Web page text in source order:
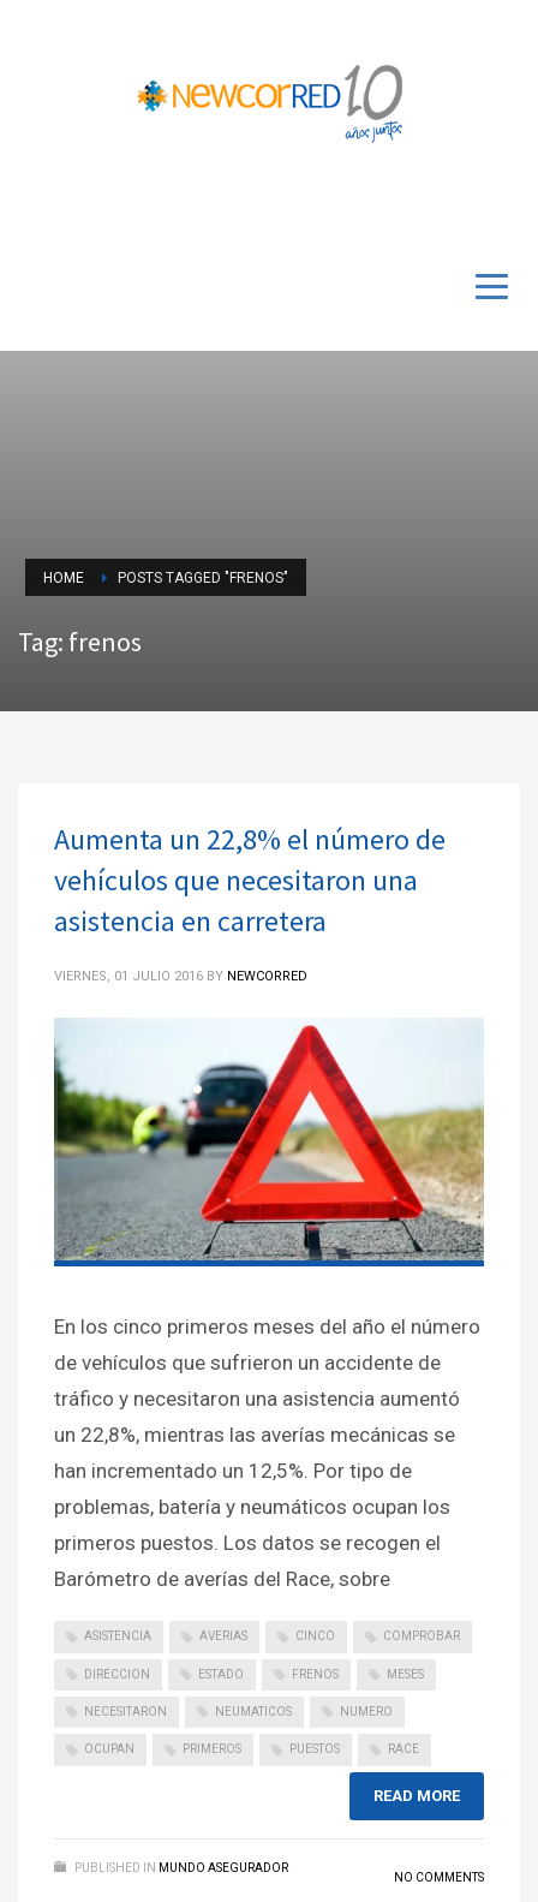
HOME POSTS TAGGED "FRENOS"
Tag: frenos
Aumenta un 22,8% el número de
vehículos que necesitaron una
asistencia en carretera
VIERNES, 01 JULIO 2016 BY NEWCORRED
En los cinco primeros meses del año el número
de vehículos que sufrieron un accidente de
tráfico y necesitaron una asistencia aumentó
un 22,8%, mientras las averías mecánicas se
han incrementado un 12,5%. Por tipo de
problemas, batería y neumáticos ocupan los
primeros puestos. Los datos se recogen el
Barómetro de averías del Race, sobre
ASISTENCIA AVERIAS CINCO COMPROBAR
DIRECCION ESTADO FRENOS MESES
NECESITARON NEUMATICOS NUMERO
OCUPAN PRIMEROS PUESTOS RACE
READ MORE
PUBLISHED IN MUNDO ASEGURADOR
NO COMMENTS